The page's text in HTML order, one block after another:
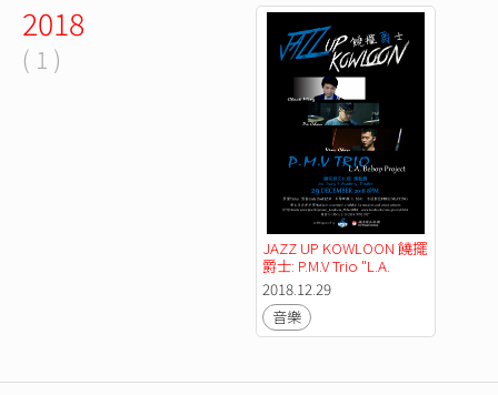
2018
( 1 )
JAZZ UP KOWLOON 饒擺
爵士: P.M.V Trio "L.A.
Bebop project"
2018.12.29
音樂